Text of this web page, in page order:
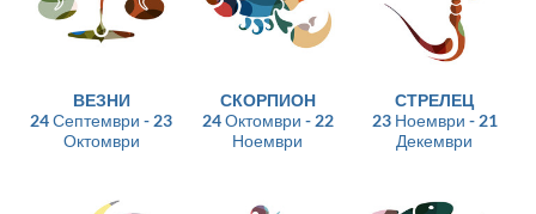
ВЕЗНИ
24 Септември - 23
Октомври
СКОРПИОН
24 Октомври - 22
Ноември
СТРЕЛЕЦ
23 Ноември - 21
Декември